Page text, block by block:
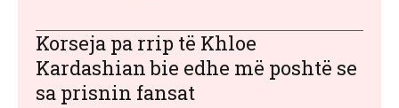
Korseja pa rrip të Khloe
Kardashian bie edhe më poshtë se
sa prisnin fansat